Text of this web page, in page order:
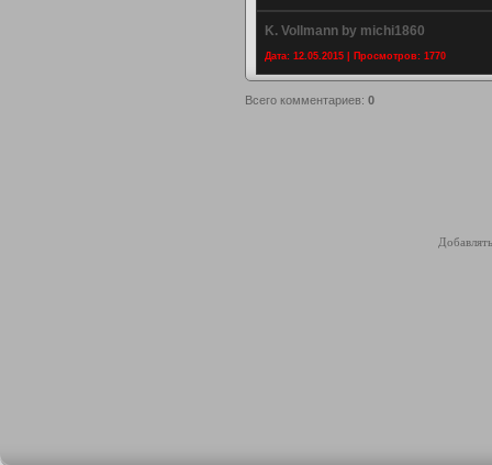
K. Vollmann by michi1860
Дата: 12.05.2015 | Просмотров: 1770
Всего комментариев: 0